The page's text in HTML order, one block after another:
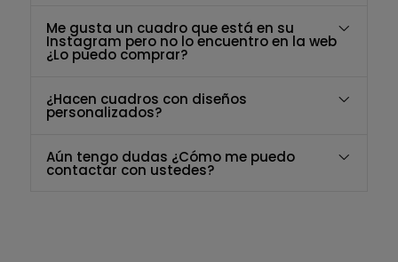
Me gusta un cuadro que está en su
Instagram pero no lo encuentro en la web
¿Lo puedo comprar?
¿Hacen cuadros con diseños
personalizados?
Aún tengo dudas ¿Cómo me puedo
contactar con ustedes?